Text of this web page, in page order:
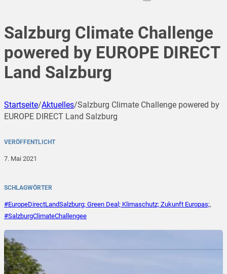
Salzburg Climate Challenge
powered by EUROPE DIRECT
Land Salzburg
Startseite/Aktuelles/Salzburg Climate Challenge powered by
EUROPE DIRECT Land Salzburg
VERÖFFENTLICHT
7. Mai 2021
SCHLAGWÖRTER
#EuropeDirectLandSalzburg; Green Deal; Klimaschutz; Zukunft Europas;,
#SalzburgClimateChallengee